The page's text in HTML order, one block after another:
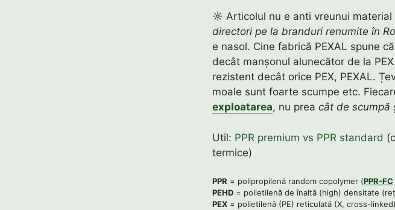
☼ Articolul nu e anti vreunui material
directori pe la branduri renumite în Ro
e nasol. Cine fabrică PEXAL spune
decât manșonul alunecător de la
rezistent decât orice PEX, PEXAL.
moale sunt foarte scumpe etc.
exploatarea, nu prea cât de scumpă
Util: PPR premium vs PPR standard
termice)
PPR = polipropilenă random copolymer (PPR-FC
PEHD = polietilenă de înaltă (high) densitate
PEX = polietilenă (PE) reticulată (X, cross-